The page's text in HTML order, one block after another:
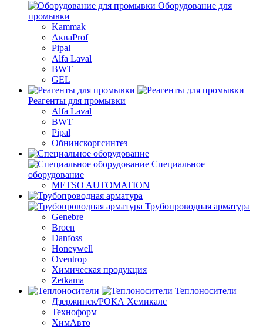
Оборудование для
промывки
Kammak
АкваProf
Pipal
Alfa Laval
BWT
GEL
Реагенты для промывки
Alfa Laval
BWT
Pipal
Обнинскоргсинтез
Специальное
оборудование
METSO AUTOMATION
Трубопроводная арматура
Genebre
Broen
Danfoss
Honeywell
Oventrop
Химическая продукция
Zetkama
Теплоносители
Дзержинск/РОКА Хемикалс
Техноформ
ХимАвто